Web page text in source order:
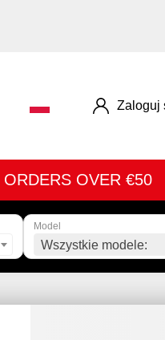
Zaloguj
OVER €50
Model
Wszystkie modele: